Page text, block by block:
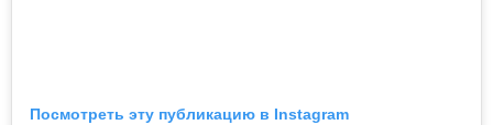
Посмотреть эту публикацию в Instagram